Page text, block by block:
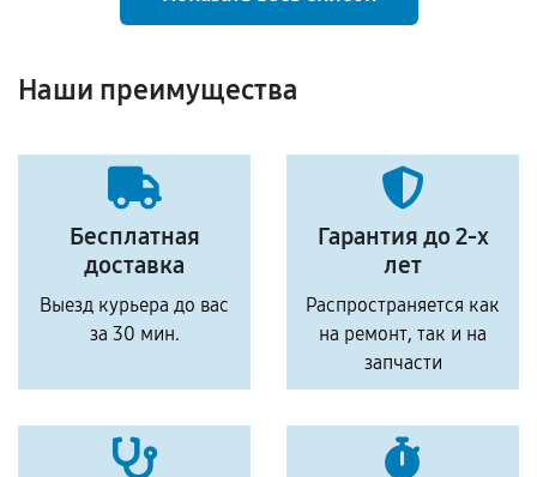
Наши преимущества
Бесплатная
доставка
Выезд курьера до вас
за 30 мин.
Гарантия до 2-х
лет
Распространяется как
на ремонт, так и на
запчасти